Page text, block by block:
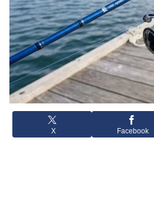
X Facebook